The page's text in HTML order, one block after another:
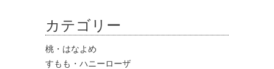
カテゴリー
桃・はなよめ
すもも・ハニーローザ